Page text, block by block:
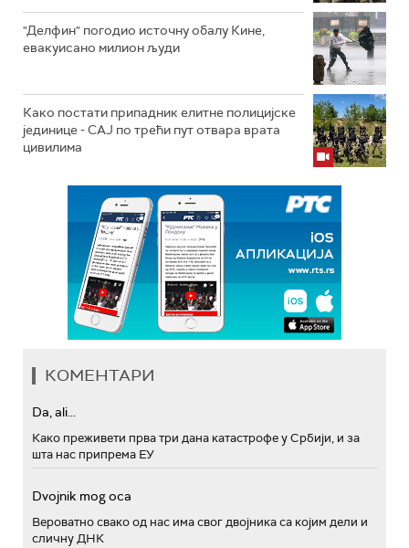
"Делфин" погодио источну обалу Кине,
евакуисано милион људи
Како постати припадник елитне полицијске
јединице - СAJ по трећи пут отвара врата
цивилима
КОМЕНТАРИ
Da, ali...
Како преживети прва три дана катастрофе у Србији, и за
шта нас припрема ЕУ
Dvojnik mog oca
Вероватно свако од нас има свог двојника са којим дели и
сличну ДНК